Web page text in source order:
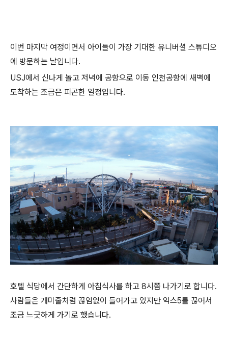
이번 마지막 여정이면서 아이들이 가장 기대한 유니버셜 스튜디오
에 방문하는 날입니다.
USJ에서 신나게 놀고 저녁에 공항으로 이동 인천공항에 새벽에
도착하는 조금은 피곤한 일정입니다.
호텔 식당에서 간단하게 아침식사를 하고 8시쯤 나가기로 합니다.
사람들은 개미줄처럼 끊임없이 들어가고 있지만 익스5를 끊어서
조금 느긋하게 가기로 했습니다.